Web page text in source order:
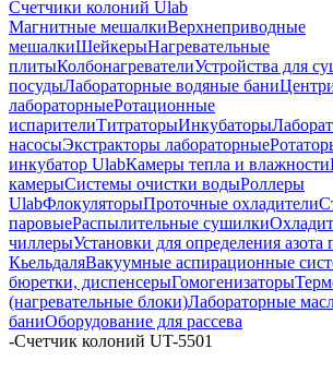
Счетчики колоний Ulab
Магнитные мешалкиВерхнеприводные
мешалкиШейкерыНагревательные
плитыКолбонагревателиУстройства для
посудыЛабораторные водяные бани
лабораторныеРотационные
испарителиТитраторыИнкубаторы
насосыЭкстракторы лабораторные
инкубатор UlabКамеры тепла и влажности
камерыСистемы очистки водыРоллеры
UlabФлокуляторыПроточные охладители
паровыеРаспылительные сушилки
чиллерыУстановки для определения азота
КьельдаляВакуумные аспирационные
бюретки, диспенсерыГомогенизаторы
(нагревательные блоки)Лабораторные
баниОборудование для рассева
-Счетчик колоний UT-5501